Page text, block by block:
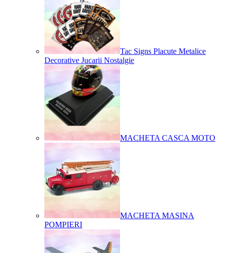
Tac Signs Placute Metalice
Decorative Jucarii Nostalgie
MACHETA CASCA MOTO
MACHETA MASINA
POMPIERI